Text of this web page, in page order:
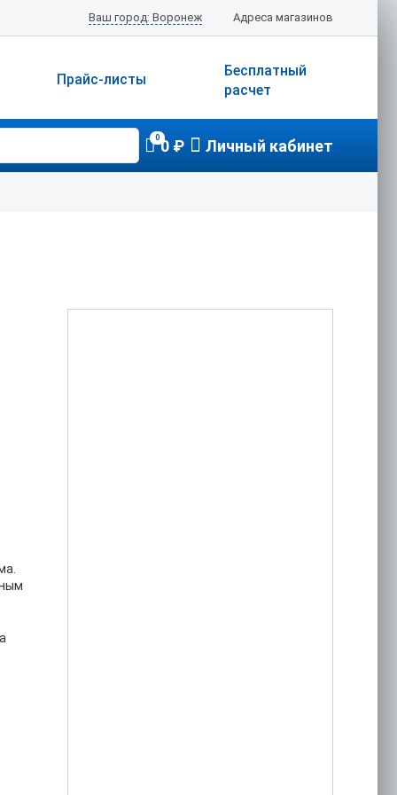
Адреса магазинов
Ваш город: Воронеж
Бесплатный
расчет
Прайс-листы
00 ₽ Личный кабинет